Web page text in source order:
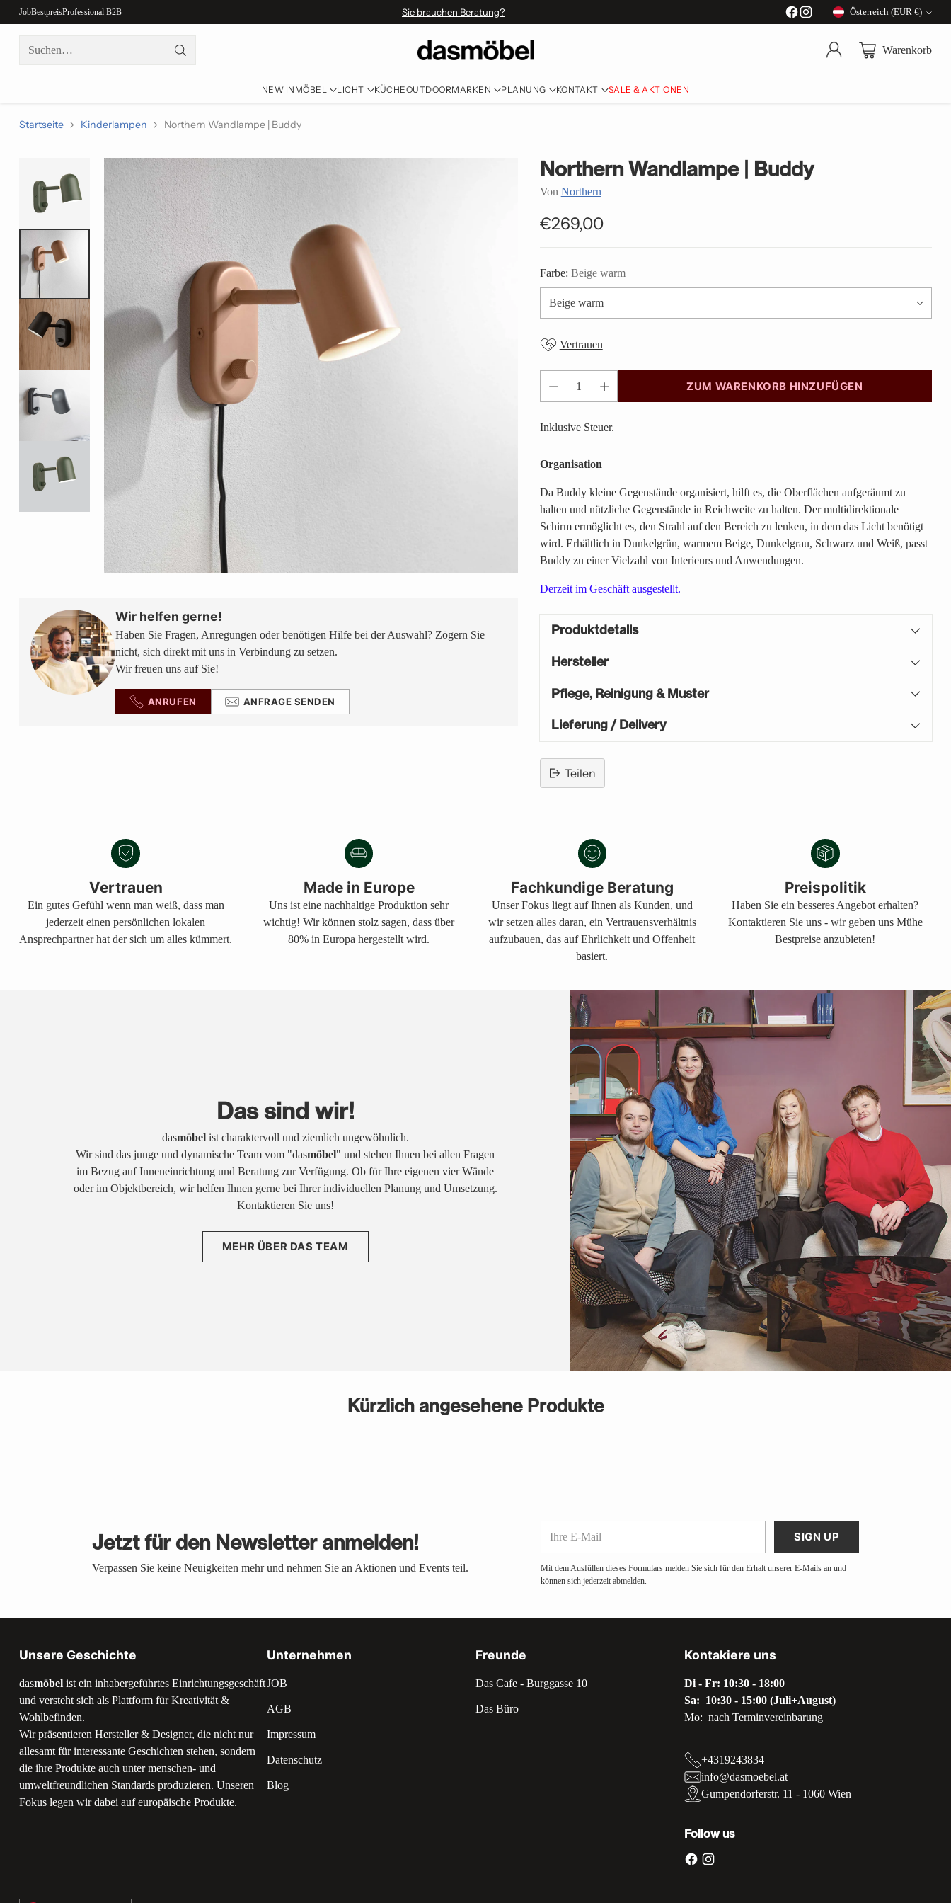
JobBestpreisProfessional B2B Sie brauchen Beratung?
Währung
Österreich (EUR €)
Suchen… Warenkorb
NEW IN MÖBEL LICHT KÜCHEOUTDOORMARKEN PLANUNG KONTAKT SALE & AKTIONEN
Startseite Kinderlampen Northern Wandlampe | Buddy
Wir helfen gerne!
Haben Sie Fragen, Anregungen oder benötigen Hilfe bei der Auswahl? Zögern Sie
nicht, sich direkt mit uns in Verbindung zu setzen.
Wir freuen uns auf Sie!
ANRUFEN ANFRAGE SENDEN
Northern Wandlampe | Buddy
Von Northern
Normaler
€269,00
Farbe: Beige warm
Vertrauen
Anzahl
ZUM WARENKORB HINZUFÜGEN
Inklusive Steuer.
Organisation
Da Buddy kleine Gegenstände organisiert, hilft es, die Oberflächen aufgeräumt zu
halten und nützliche Gegenstände in Reichweite zu halten. Der multidirektionale
Schirm ermöglicht es, den Strahl auf den Bereich zu lenken, in dem das Licht benötigt
wird. Erhältlich in Dunkelgrün, warmem Beige, Dunkelgrau, Schwarz und Weiß, passt
Buddy zu einer Vielzahl von Interieurs und Anwendungen.
Derzeit im Geschäft ausgestellt.
Produktdetails
Hersteller
Pflege, Reinigung & Muster
Lieferung / Delivery
Teilen
Warenkorb
Vertrauen
Ein gutes Gefühl wenn man weiß, dass man
jederzeit einen persönlichen lokalen
Ansprechpartner hat der sich um alles kümmert.
Made in Europe
Uns ist eine nachhaltige Produktion sehr
wichtig! Wir können stolz sagen, dass über
80% in Europa hergestellt wird.
Fachkundige Beratung
Unser Fokus liegt auf Ihnen als Kunden, und
wir setzen alles daran, ein Vertrauensverhältnis
aufzubauen, das auf Ehrlichkeit und Offenheit
basiert.
Preispolitik
Haben Sie ein besseres Angebot erhalten?
Kontaktieren Sie uns - wir geben uns Mühe
Bestpreise anzubieten!
Das sind wir!
dasmöbelist charaktervoll und ziemlich ungewöhnlich.
Wir sind das junge und dynamische Team vom "dasmöbel" und stehen Ihnen bei allen Fragen
im Bezug auf Inneneinrichtung und Beratung zur Verfügung. Ob für Ihre eigenen vier Wände
oder im Objektbereich, wir helfen Ihnen gerne bei Ihrer individuellen Planung und Umsetzung.
Kontaktieren Sie uns!
MEHR ÜBER DAS TEAM
Kürzlich angesehene Produkte
Jetzt für den Newsletter anmelden!
Verpassen Sie keine Neuigkeiten mehr und nehmen Sie an Aktionen und Events teil.
Mail
SIGN UP
Mit dem Ausfüllen dieses Formulars melden Sie sich für den Erhalt unserer E-Mails an und
können sich jederzeit abmelden.
Unsere Geschichte
dasmöbel ist ein inhabergeführtes Einrichtungsgeschäft
und versteht sich als Plattform für Kreativität &
Wohlbefinden.
Wir präsentieren Hersteller & Designer, die nicht nur
allesamt für interessante Geschichten stehen, sondern
die ihre Produkte auch unter menschen- und
umweltfreundlichen Standards produzieren. Unseren
Fokus legen wir dabei auf europäische Produkte.
Unternehmen
JOB
AGB
Impressum
Datenschutz
Blog
Freunde
Das Cafe - Burggasse 10
Das Büro
Kontakiere uns
Di - Fr: 10:30 - 18:00
Sa: 10:30 - 15:00 (Juli+August)
Mo: nach Terminvereinbarung
+4319243834
info@dasmoebel.at
Gumpendorferstr. 11 - 1060 Wien
Follow us